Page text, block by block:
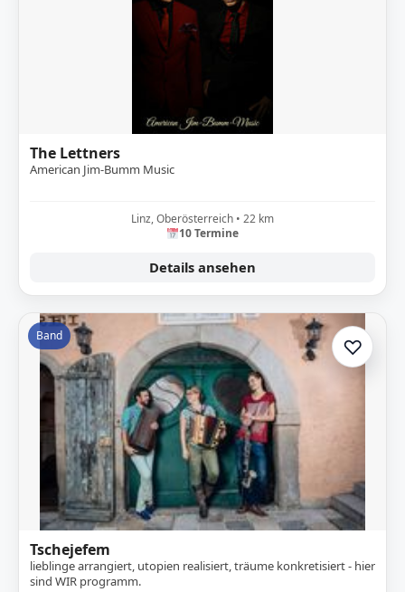
The Lettners
American Jim-Bumm Music
Linz, Oberösterreich • 22 km
10 Termine
Details ansehen
Band ♡Zur
Tschejefem
lieblinge arrangiert, utopien realisiert, träume konkretisiert - hier
sind WIR programm.